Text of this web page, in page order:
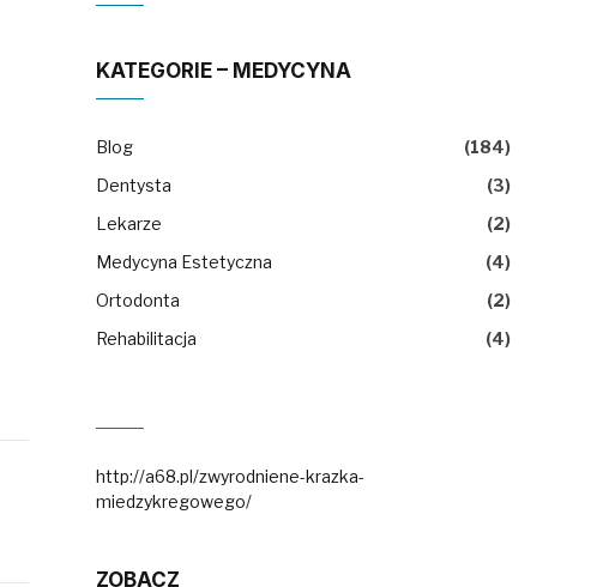
KATEGORIE – MEDYCYNA
Blog
(184)
Dentysta
(3)
Lekarze
(2)
Medycyna Estetyczna
(4)
Ortodonta
(2)
Rehabilitacja
(4)
http://a68.pl/zwyrodniene-krazka-
miedzykregowego/
ZOBACZ